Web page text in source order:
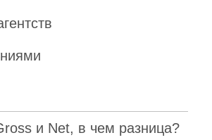
и Net, в чем разница?